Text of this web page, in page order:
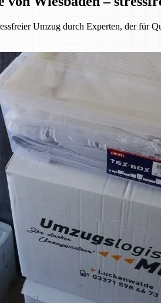
Umzug durch Experten, der für